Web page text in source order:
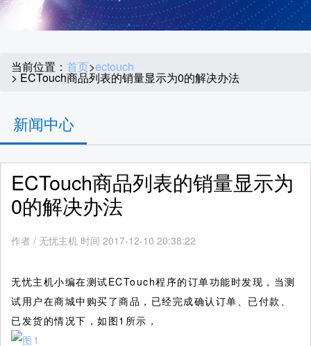
当前位置： 首页>ectouch
> ECTouch商品列表的销量显示为0的解决办法
新闻中心
ECTouch商品列表的销量显示为
0的解决办法
作者 / 无忧主机 时间 2017-12-10 20:38:22
无忧主机小编在测试ECTouch程序的订单功能时发现，当测
试用户在商城中购买了商品，已经完成确认订单、已付款、
已发货的情况下，如图1所示，